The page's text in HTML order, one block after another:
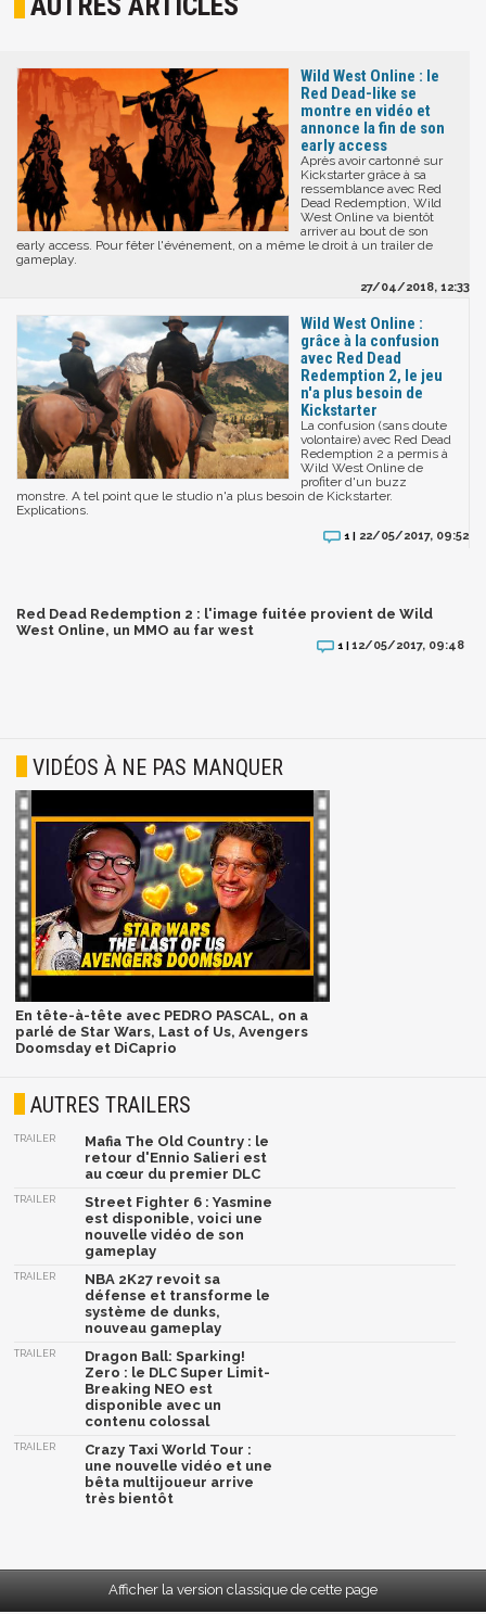
Wild West Online : le
Red Dead-like se
montre en vidéo et
annonce la fin de son
early access
Après avoir cartonné sur
Kickstarter grâce à sa
ressemblance avec Red
Dead Redemption, Wild
West Online va bientôt
arriver au bout de son
early access. Pour fêter l'événement, on a même le droit à un trailer de
gameplay.
27/04/2018, 12:33
Wild West Online :
grâce à la confusion
avec Red Dead
Redemption 2, le jeu
n'a plus besoin de
Kickstarter
La confusion (sans doute
volontaire) avec Red Dead
Redemption 2 a permis à
Wild West Online de
profiter d'un buzz
monstre. A tel point que le studio n'a plus besoin de Kickstarter.
Explications.
1 | 22/05/2017, 09:52
Red Dead Redemption 2 : l'image fuitée provient de Wild
West Online, un MMO au far west
1 | 12/05/2017, 09:48
VIDÉOS À NE PAS MANQUER
En tête-à-tête avec PEDRO PASCAL, on a
parlé de Star Wars, Last of Us, Avengers
Doomsday et DiCaprio
AUTRES TRAILERS
TRAILER
Mafia The Old Country : le
retour d'Ennio Salieri est
au cœur du premier DLC
TRAILER
Street Fighter 6 : Yasmine
est disponible, voici une
nouvelle vidéo de son
gameplay
TRAILER
NBA 2K27 revoit sa
défense et transforme le
système de dunks,
nouveau gameplay
TRAILER
Dragon Ball: Sparking!
Zero : le DLC Super Limit-
Breaking NEO est
disponible avec un
contenu colossal
TRAILER
Crazy Taxi World Tour :
une nouvelle vidéo et une
bêta multijoueur arrive
très bientôt
Afficher la version classique de cette page